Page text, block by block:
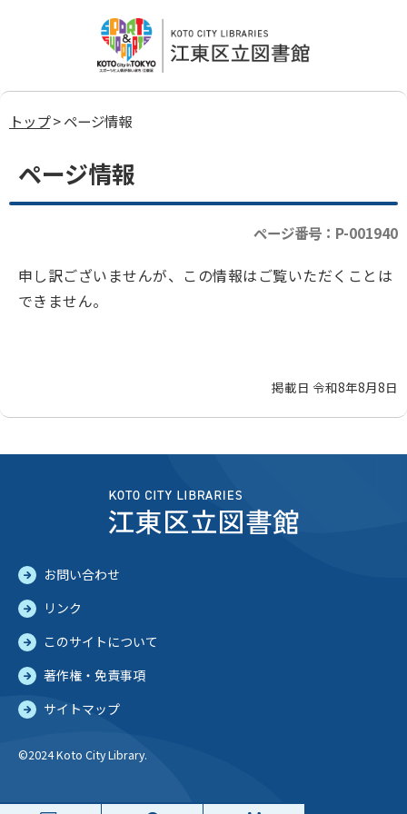
トップ> ページ情報
ページ情報
ページ番号：P-001940
申し訳ございませんが、この情報はご覧いただくことは
できません。
掲載日 令和8年8月8日
お問い合わせ
リンク
このサイトについて
著作権・免責事項
サイトマップ
©2024 Koto City Library.